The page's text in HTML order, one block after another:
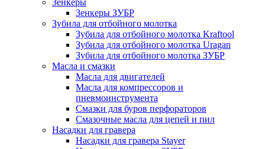
Зенкеры
Зенкеры ЗУБР
Зубила для отбойного молотка
Зубила для отбойного молотка Kraftool
Зубила для отбойного молотка Uragan
Зубила для отбойного молотка ЗУБР
Масла и смазки
Масла для двигателей
Масла для компрессоров и
пневмоинструмента
Смазки для буров перфораторов
Смазочные масла для цепей и пил
Насадки для гравера
Насадки для гравера Stayer